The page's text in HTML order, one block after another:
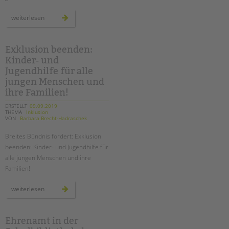
weiterlesen
projekte
geburtstag
Exklusion beenden:
Kinder‐ und
Jugendhilfe für alle
jungen Menschen und
ihre Familien!
ERSTELLT 09.09.2019
THEMA
Inklusion
VON
Barbara Brecht-Hadraschek
Breites Bündnis fordert: Exklusion
beenden: Kinder‐ und Jugendhilfe für
alle jungen Menschen und ihre
Familien!
weiterlesen exklusion
beenden:
für
alle
Ehrenamt in der